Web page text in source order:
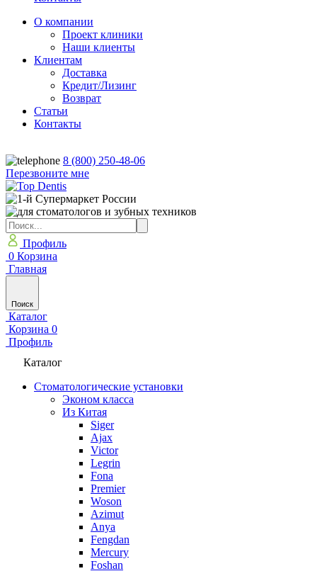
О компании
Проект клиники
Наши клиенты
Клиентам
Доставка
Кредит/Лизинг
Возврат
Статьи
Контакты
8 (800) 250-48-06
Перезвоните мне
Профиль
0 Корзина
Главная
Поиск
Каталог
Корзина 0
Профиль
Каталог
Стоматологические установки
Эконом класса
Из Китая
Siger
Ajax
Victor
Legrin
Fona
Premier
Woson
Azimut
Anya
Fengdan
Mercury
Foshan